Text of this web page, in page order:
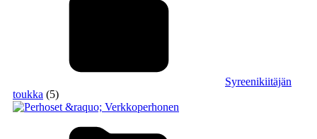
Syreenikiitäjän
toukka (5)